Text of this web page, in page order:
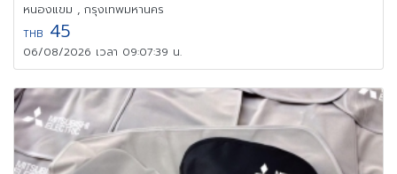
หนองแขม , กรุงเทพมหานคร
THB 45
06/08/2026 เวลา 09:07:39 น.